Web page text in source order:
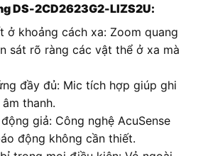
DS-2CD2623G2-LIZS2U:
ở khoảng cách xa: Zoom quang
sát rõ ràng các vật thể ở xa mà
đầy đủ: Mic tích hợp giúp ghi
thanh.
giả: Công nghệ AcuSense
động không cần thiết.